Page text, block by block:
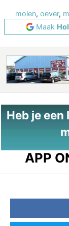
molen, oever,
Maak
Heb je
APP